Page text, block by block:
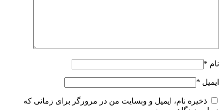
نام *
ایمیل *
ذخیره نام، ایمیل و وبسایت من در مرورگر برای زمانی که